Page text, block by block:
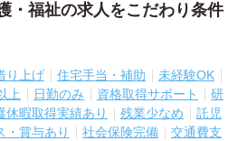
・福祉の求人をこだわり条件
り上げ 住宅手当・補助
未経験OK
上 日勤のみ 資格取得サポート
研
休暇取得実績あり 残業少なめ
託児
・賞与あり 社会保険完備
交通費支